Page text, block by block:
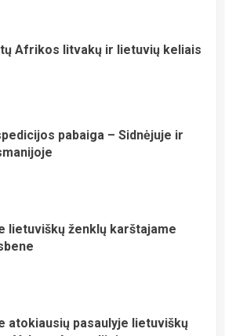
Afrikos litvakų ir lietuvių keliais
pabaiga – Sidnėjuje ir
lietuviškų ženklų karštajame
atokiausių pasaulyje lietuviškų